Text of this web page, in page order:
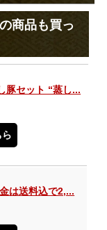
商品も買っ
豚セット “蒸し...
は送料込で2,...